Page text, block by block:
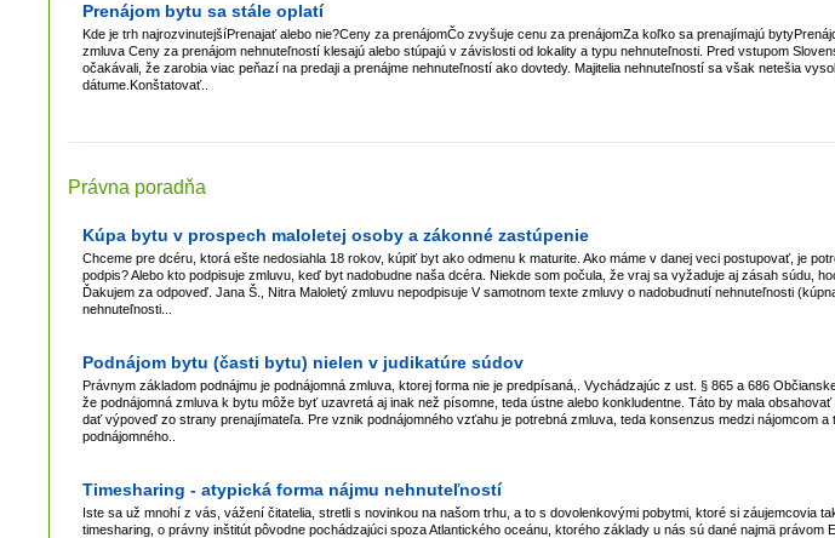
Prenájom bytu sa stále oplatí
Kde je trh najrozvinutejšíPrenajať alebo nie?Ceny za prenájomČo zvyšuje cenu za prenájomZa koľko sa prenajímajú
zmluva Ceny za prenájom nehnuteľností klesajú alebo stúpajú v závislosti od lokality a typu nehnuteľnosti. Pred vstupom
očakávali, že zarobia viac peňazí na predaji a prenájme nehnuteľností ako dovtedy. Majitelia nehnuteľností sa však netešia
dátume.Konštatovať..
Právna poradňa
Kúpa bytu v prospech maloletej osoby a zákonné zastúpenie
Chceme pre dcéru, ktorá ešte nedosiahla 18 rokov, kúpiť byt ako odmenu k maturite. Ako máme v danej veci postupovať, je
podpis? Alebo kto podpisuje zmluvu, keď byt nadobudne naša dcéra. Niekde som počula, že vraj sa vyžaduje aj zásah súdu,
Ďakujem za odpoveď. Jana Š., Nitra Maloletý zmluvu nepodpisuje V samotnom texte zmluvy o nadobudnutí nehnuteľnosti
nehnuteľnosti...
Podnájom bytu (časti bytu) nielen v judikatúre súdov
Právnym základom podnájmu je podnájomná zmluva, ktorej forma nie je predpísaná,. Vychádzajúc z ust. § 865 a 686
že podnájomná zmluva k bytu môže byť uzavretá aj inak než písomne, teda ústne alebo konkludentne. Táto by mala
dať výpoveď zo strany prenajímateľa. Pre vznik podnájomného vzťahu je potrebná zmluva, teda konsenzus medzi nájomcom
podnájomného..
Timesharing - atypická forma nájmu nehnuteľností
Iste sa už mnohí z vás, vážení čitatelia, stretli s novinkou na našom trhu, a to s dovolenkovými pobytmi, ktoré si záujemcovia
timesharing, o právny inštitút pôvodne pochádzajúci spoza Atlantického oceánu, ktorého základy u nás sú dané najmä